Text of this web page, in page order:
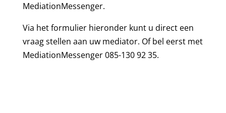
MediationMessenger.
Via het formulier hieronder kunt u direct een
vraag stellen aan uw mediator. Of bel eerst met
MediationMessenger 085-130 92 35.